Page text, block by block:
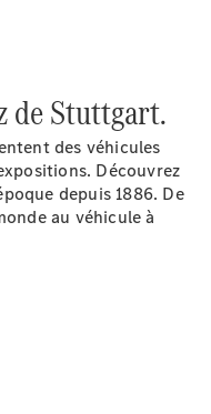
de Stuttgart.
des véhicules
Découvrez
depuis 1886. De
au véhicule à